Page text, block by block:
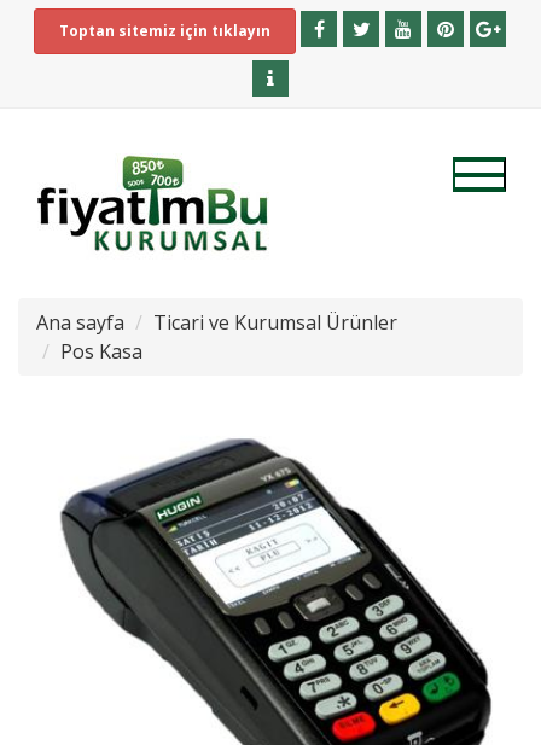
Toptan sitemiz için tıklayın
Ana sayfa
Ticari ve Kurumsal Ürünler
Pos Kasa